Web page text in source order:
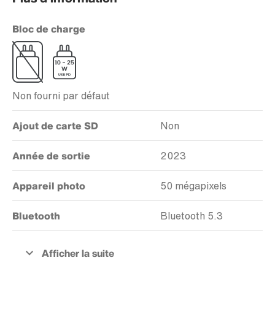
Bloc de charge
Non fourni par défaut
Ajout de carte SD Non
Année de sortie 2023
Appareil photo 50 mégapixels
Bluetooth Bluetooth 5.3